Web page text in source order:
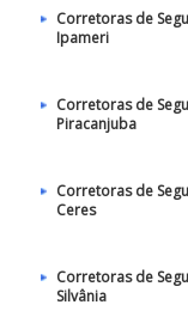
Corretoras de
Ipameri
Corretoras de
Piracanjuba
Corretoras de
Ceres
Corretoras de
Silvânia